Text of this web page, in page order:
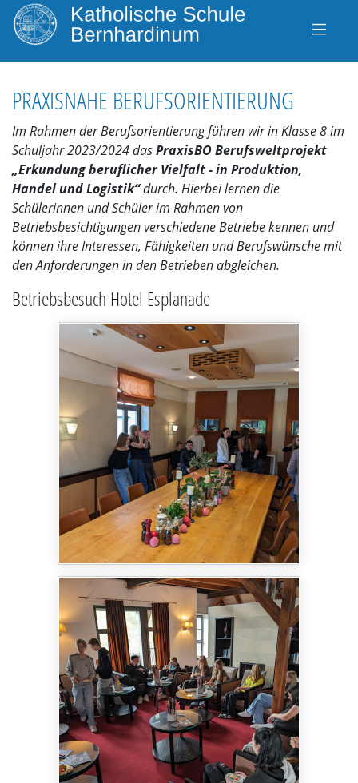
PRAXISNAHE BERUFSORIENTIERUNG
Im Rahmen der Berufsorientierung führen wir in Klasse 8 im
Schuljahr 2023/2024 dasPraxisBO Berufsweltprojekt
„Erkundung beruflicher Vielfalt - in Produktion,
Handel und Logistik“durch. Hierbei lernen die
Schülerinnen und Schüler im Rahmen von
Betriebsbesichtigungen verschiedene Betriebe kennen und
können ihre Interessen, Fähigkeiten und Berufswünsche mit
den Anforderungen in den Betrieben abgleichen.
Betriebsbesuch Hotel Esplanade